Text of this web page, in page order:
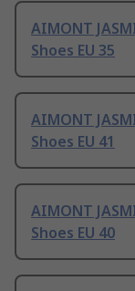
AIMONT
Shoes EU 35
AIMONT
Shoes EU 41
AIMONT
Shoes EU 40